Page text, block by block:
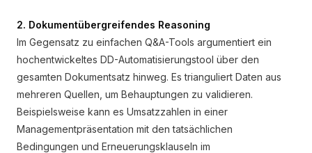
2. Dokumentübergreifendes Reasoning
Im Gegensatz zu einfachen Q&A-Tools argumentiert ein
hochentwickeltes DD-Automatisierungstool über den
gesamten Dokumentsatz hinweg. Es trianguliert Daten aus
mehreren Quellen, um Behauptungen zu validieren.
Beispielsweise kann es Umsatzzahlen in einer
Managementpräsentation mit den tatsächlichen
Bedingungen und Erneuerungsklauseln im